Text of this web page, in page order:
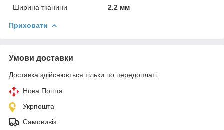
Ширина тканини
2.2 мм
Приховати
Умови доставки
Доставка здійснюється тільки по передоплаті.
Нова Пошта
Укрпошта
Самовивіз